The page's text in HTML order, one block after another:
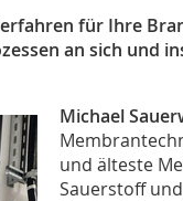
für Ihre
an sich und
Michael
und älteste
Sauerstoff